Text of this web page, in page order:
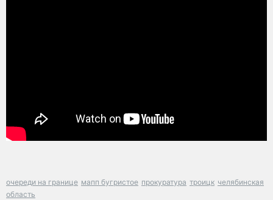
очереди на границе мапп бугристое прокуратура троицк челябинская
область